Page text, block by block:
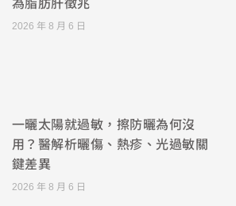
2026 年 8 月 6 日
一曬太陽就過敏，擦防曬為何沒
用？醫解析曬傷、熱疹、光過敏關
鍵差異
2026 年 8 月 6 日